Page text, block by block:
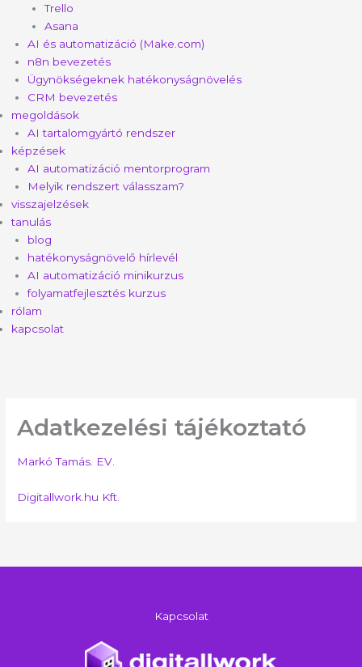
Trello
Asana
AI és automatizáció (Make.com)
n8n bevezetés
Ügynökségeknek hatékonyságnövelés
CRM bevezetés
megoldások
AI tartalomgyártó rendszer
képzések
AI automatizáció mentorprogram
Melyik rendszert válasszam?
visszajelzések
tanulás
blog
hatékonyságnövelő hírlevél
AI automatizáció minikurzus
folyamatfejlesztés kurzus
rólam
kapcsolat
Adatkezelési tájékoztató
Markó Tamás. EV.
Digitallwork.hu Kft.
Kapcsolat